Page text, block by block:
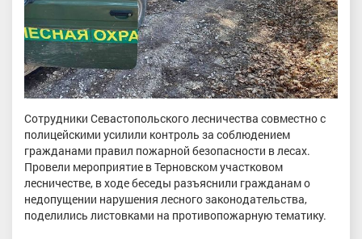
Сотрудники Севастопольского лесничества совместно с
полицейскими усилили контроль за соблюдением
гражданами правил пожарной безопасности в лесах.
Провели мероприятие в Терновском участковом
лесничестве, в ходе беседы разъяснили гражданам о
недопущении нарушения лесного законодательства,
поделились листовками на противопожарную тематику.